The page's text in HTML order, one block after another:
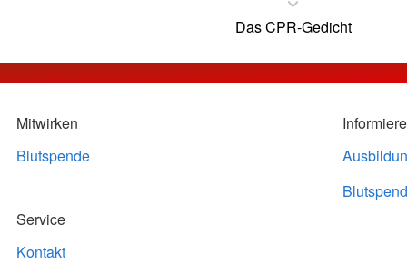
Das CPR-Gedicht
Mitwirken
Blutspende
Service
Kontakt